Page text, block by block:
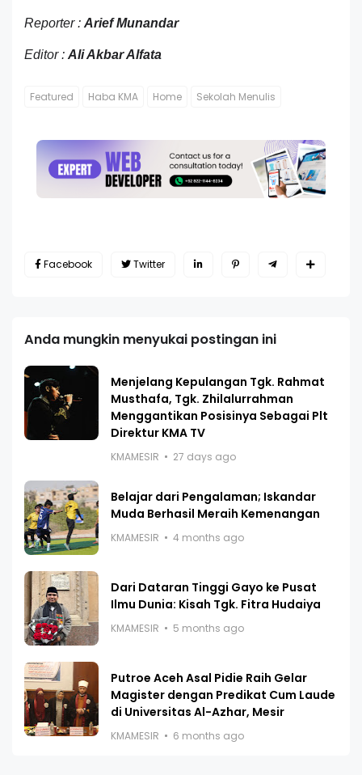
Reporter : Arief Munandar
Editor : Ali Akbar Alfata
Featured Haba KMA Home Sekolah Menulis
Facebook Twitter
Anda mungkin menyukai postingan ini
Menjelang Kepulangan Tgk. Rahmat
Musthafa, Tgk. Zhilalurrahman
Menggantikan Posisinya Sebagai Plt
Direktur KMA TV
KMAMESIR 27 days ago
Belajar dari Pengalaman; Iskandar
Muda Berhasil Meraih Kemenangan
KMAMESIR 4 months ago
Dari Dataran Tinggi Gayo ke Pusat
Ilmu Dunia: Kisah Tgk. Fitra Hudaiya
KMAMESIR 5 months ago
Putroe Aceh Asal Pidie Raih Gelar
Magister dengan Predikat Cum Laude
di Universitas Al-Azhar, Mesir
KMAMESIR 6 months ago